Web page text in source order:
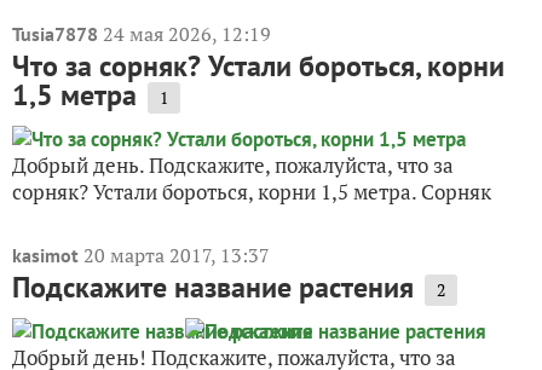
Tusia7878 24 мая 2026, 12:19
Что за сорняк? Устали бороться, корни
1,5 метра 1
Добрый день. Подскажите, пожалуйста, что за
сорняк? Устали бороться, корни 1,5 метра. Сорняк
kasimot 20 марта 2017, 13:37
Подскажите название растения 2
Добрый день! Подскажите, пожалуйста, что за